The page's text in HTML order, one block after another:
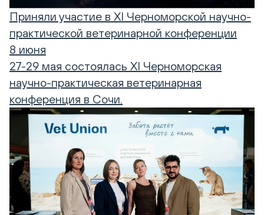
Приняли участие в XI Черноморской научно-
практической ветеринарной конференции
8 июня
27-29 мая состоялась XI Черноморская
научно-практическая ветеринарная
конференция в Сочи.